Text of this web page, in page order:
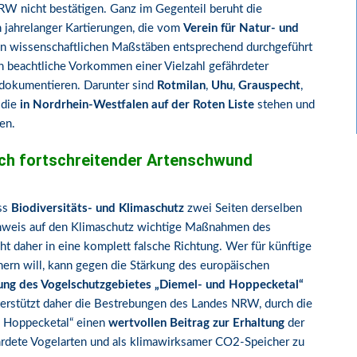
nicht bestätigen. Ganz im Gegenteil beruht die
jahrelanger Kartierungen, die vom Verein für Natur- und
wissenschaftlichen Maßstäben entsprechend durchgeführt
Vorkommen einer Vielzahl gefährdeter
Darunter sind Rotmilan, Uhu, Grauspecht,
in Nordrhein-Westfalen auf der Roten Liste stehen und
fortschreitender Artenschwund
Biodiversitäts- und Klimaschutz zwei Seiten derselben
auf den Klimaschutz wichtige Maßnahmen des
daher in eine komplett falsche Richtung. Wer für künftige
will, kann gegen die Stärkung des europäischen
des Vogelschutzgebietes „Diemel- und Hoppecketal“
daher die Bestrebungen des Landes NRW, durch die
einen wertvollen Beitrag zur Erhaltung der
Vogelarten und als klimawirksamer CO2-Speicher zu